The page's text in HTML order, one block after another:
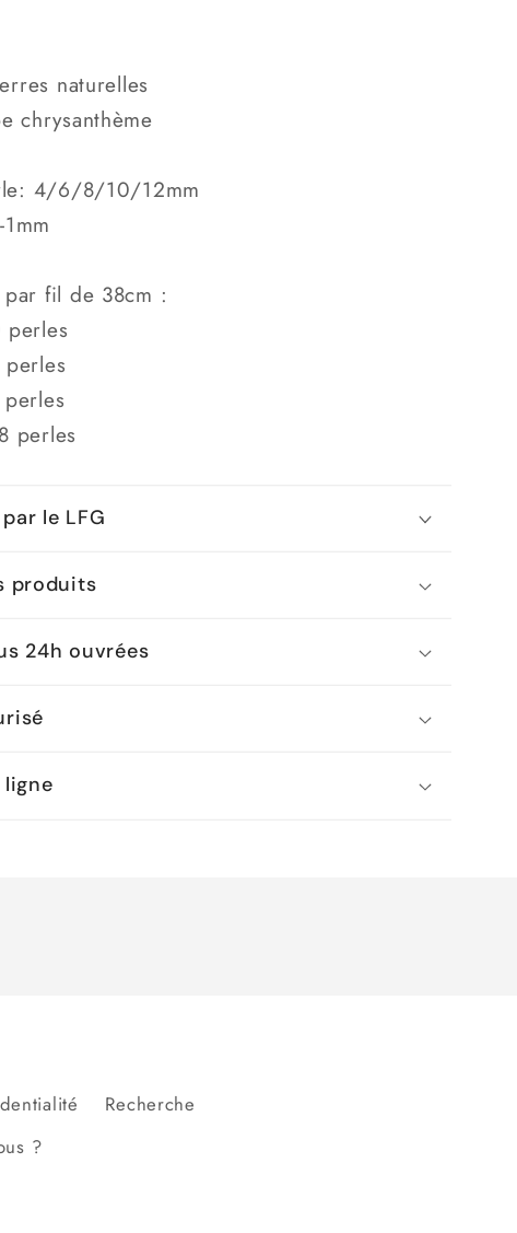
naturelles
chrysanthème
4/6/8/10/12mm
fil de 38cm :
perles
le LFG
produits
24h ouvrées
Recherche
?